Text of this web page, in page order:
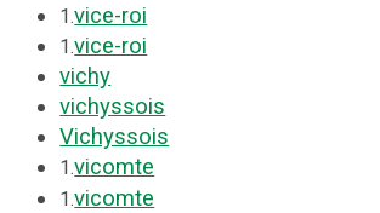
1.vice-roi
1.vice-roi
vichy
vichyssois
Vichyssois
1.vicomte
1.vicomte